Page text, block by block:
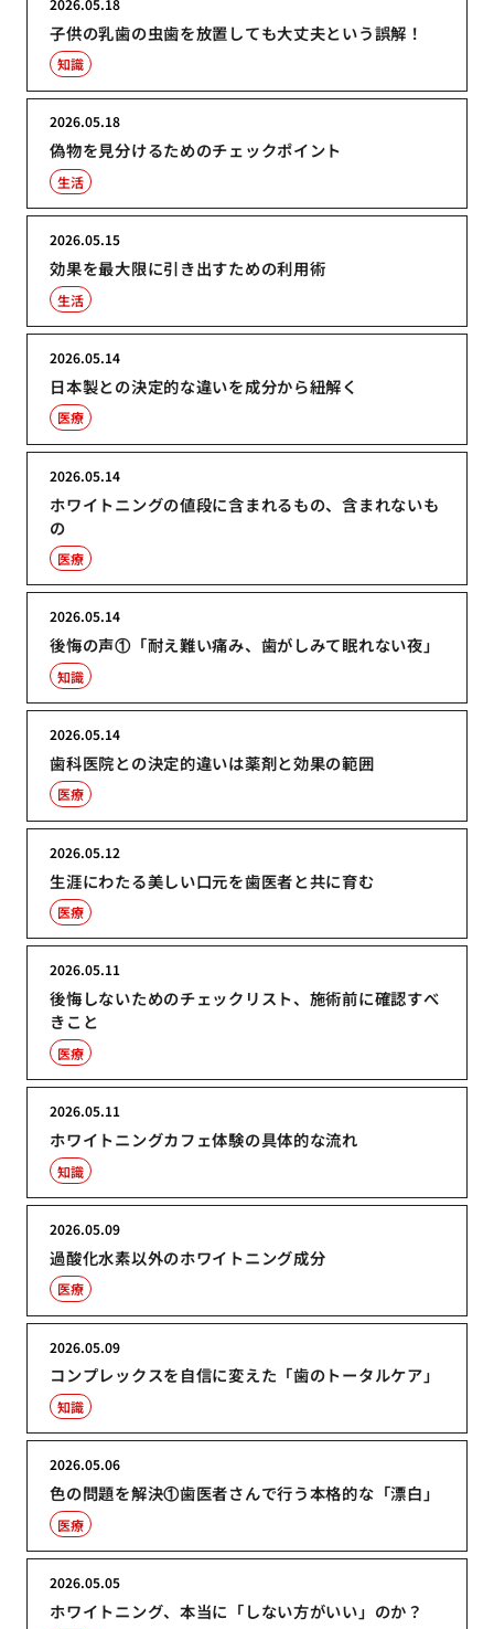
子供の乳歯の虫歯を放置しても大丈夫という誤解！
知識
偽物を見分けるためのチェックポイント
2026.05.18
生活
効果を最大限に引き出すための利用術
2026.05.15
生活
日本製との決定的な違いを成分から紐解く
2026.05.14
医療
ホワイトニングの値段に含まれるもの、含まれないも
の
2026.05.14
医療
後悔の声①「耐え難い痛み、歯がしみて眠れない夜」
2026.05.14
知識
歯科医院との決定的違いは薬剤と効果の範囲
2026.05.14
医療
生涯にわたる美しい口元を歯医者と共に育む
2026.05.12
医療
後悔しないためのチェックリスト、施術前に確認すべ
きこと
2026.05.11
医療
ホワイトニングカフェ体験の具体的な流れ
2026.05.11
知識
過酸化水素以外のホワイトニング成分
2026.05.09
医療
コンプレックスを自信に変えた「歯のトータルケア」
2026.05.09
知識
色の問題を解決①歯医者さんで行う本格的な「漂白」
2026.05.06
医療
ホワイトニング、本当に「しない方がいい」のか？
2026.05.05